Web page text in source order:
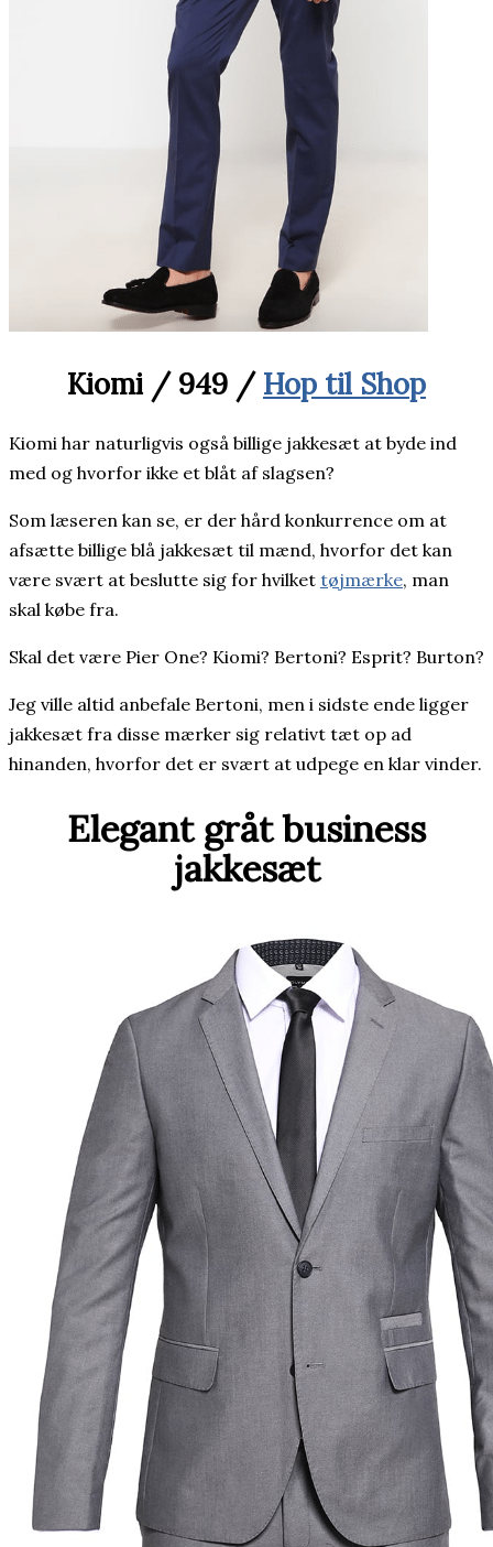
Kiomi / 949 / Hop til Shop
Kiomi har naturligvis også billige jakkesæt at byde ind
med og hvorfor ikke et blåt af slagsen?
Som læseren kan se, er der hård konkurrence om at
afsætte billige blå jakkesæt til mænd, hvorfor det kan
være svært at beslutte sig for hvilket tøjmærke, man
skal købe fra.
Skal det være Pier One? Kiomi? Bertoni? Esprit? Burton?
Jeg ville altid anbefale Bertoni, men i sidste ende ligger
jakkesæt fra disse mærker sig relativt tæt op ad
hinanden, hvorfor det er svært at udpege en klar vinder.
Elegant gråt business
jakkesæt